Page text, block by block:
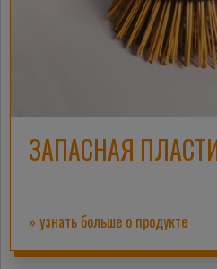
ЗАПАСНАЯ
» узнать больше о продукте